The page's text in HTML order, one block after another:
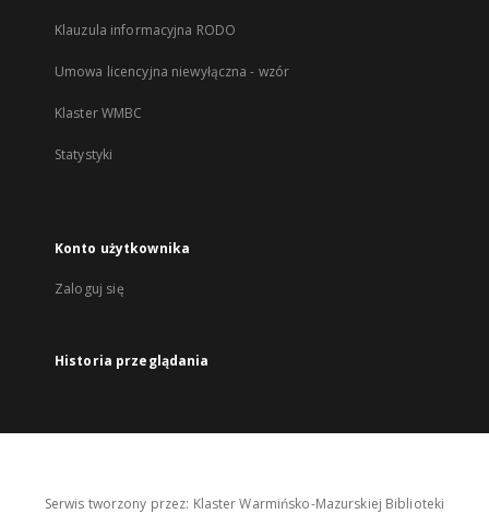
Klauzula informacyjna RODO
Umowa licencyjna niewyłączna - wzór
Klaster WMBC
Statystyki
Konto użytkownika
Zaloguj się
Historia przeglądania
Serwis tworzony przez: Klaster Warmińsko-Mazurskiej Biblioteki